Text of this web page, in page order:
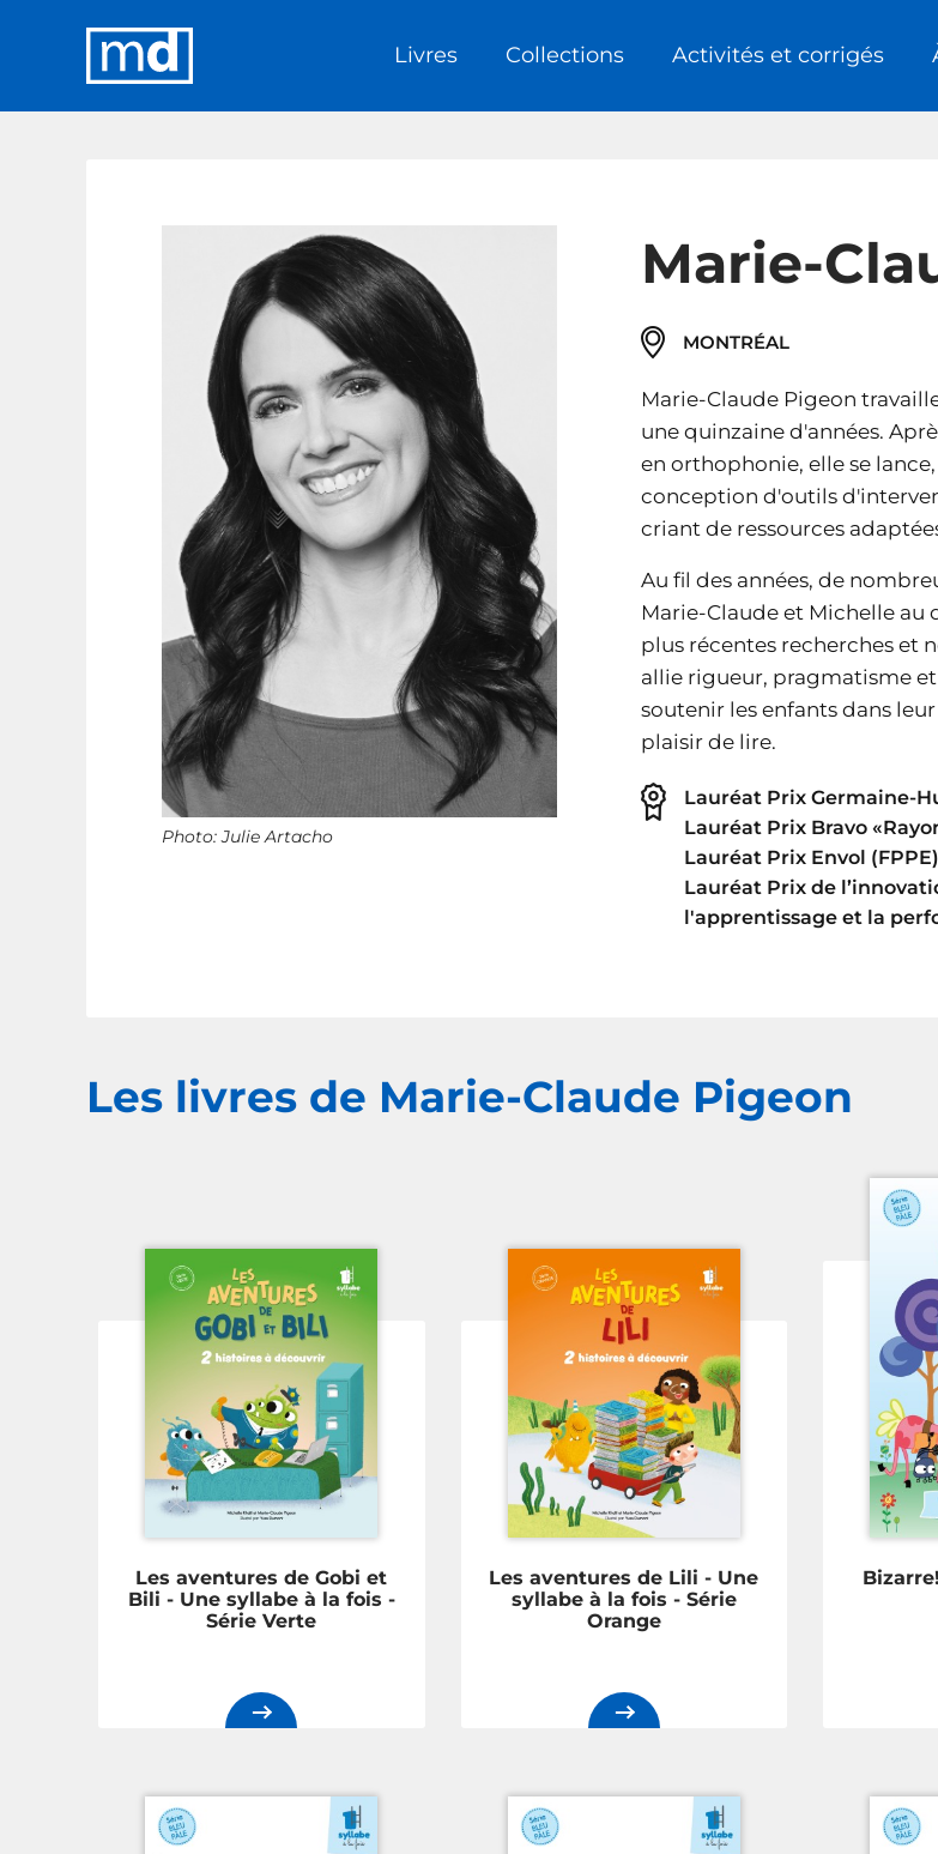
Livres Collections Activités et corrigés
Photo: Julie Artacho
Marie-
MONTRÉAL
Marie-Claude Pigeon
une quinzaine d'années.
en orthophonie, elle se
conception d'outils
criant de ressources
Au fil des années, de
Marie-Claude et Michelle au
plus récentes recherches et
allie rigueur, pragmatisme
soutenir les enfants dans
plaisir de lire.
Lauréat Prix Germaine-
Lauréat Prix Bravo
Lauréat Prix Envol
Lauréat Prix de
l'apprentissage et la
Les livres de Marie-Claude Pigeon
Les aventures de Gobi et
Bili - Une syllabe à la fois -
Série Verte
Les aventures de Lili - Une
syllabe à la fois - Série
Orange